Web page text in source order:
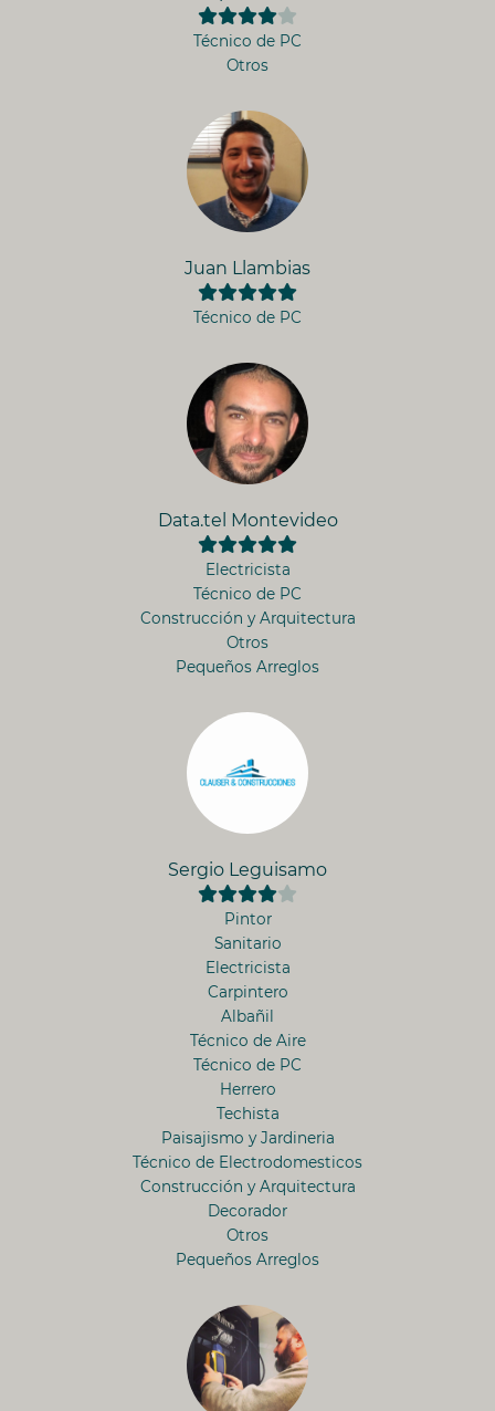
Técnico de PC
Otros
Juan Llambias
Técnico de PC
Data.tel Montevideo
Electricista
Técnico de PC
Construcción y Arquitectura
Otros
Pequeños Arreglos
Sergio Leguisamo
Pintor
Sanitario
Electricista
Carpintero
Albañil
Técnico de Aire
Técnico de PC
Herrero
Techista
Paisajismo y Jardineria
Técnico de Electrodomesticos
Construcción y Arquitectura
Decorador
Otros
Pequeños Arreglos